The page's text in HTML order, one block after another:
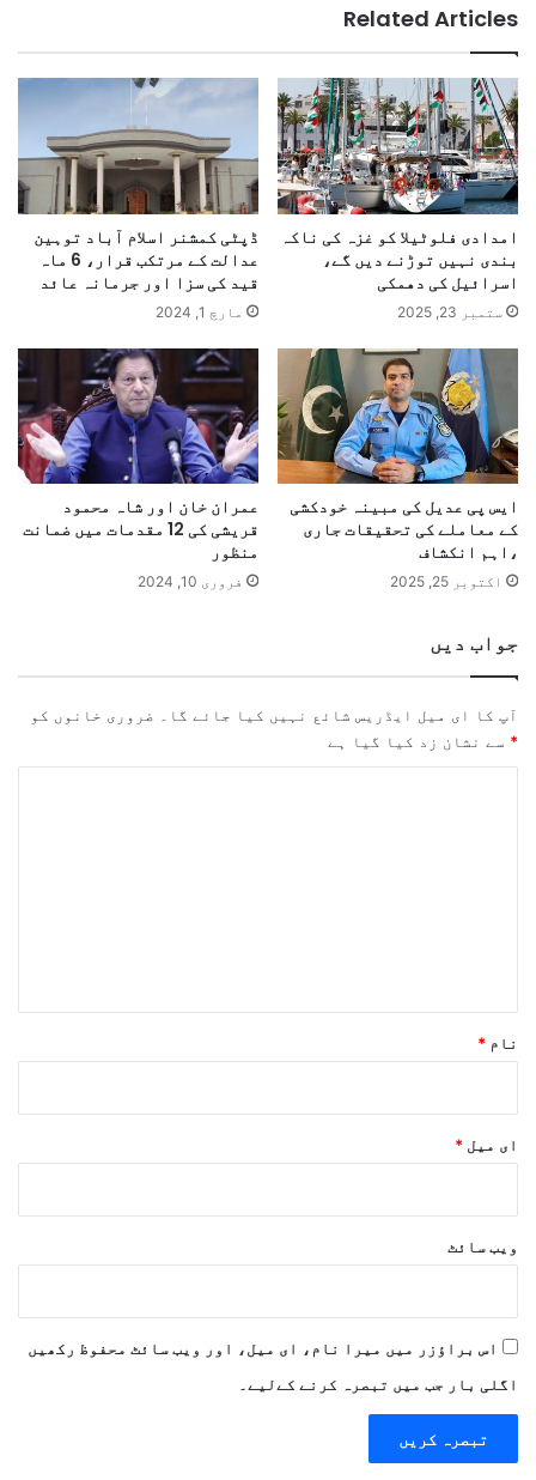
Related Articles
امدادی فلوٹیلا کو غزہ کی ناکہ
بندی نہیں توڑنے دیں گے،
اسرائیل کی دھمکی
ستمبر 23, 2025
ڈپٹی کمشنر اسلام آباد توہین
عدالت کے مرتکب قرار، 6 ماہ
قید کی سزا اور جرمانہ عائد
مارچ 1, 2024
ایس پی عدیل کی مبینہ خودکشی
کے معاملے کی تحقیقات جاری
،اہم انکشاف
اکتوبر 25, 2025
عمران خان اور شاہ محمود
قریشی کی 12 مقدمات میں ضمانت
منظور
فروری 10, 2024
جواب دیں
آپ کا ای میل ایڈریس شائع نہیں کیا جائے گا۔
ضروری خانوں کو
* سے نشان زد کیا گیا ہے
نام *
ای میل *
ویب‌ سائٹ
اس براؤزر میں میرا نام، ای میل، اور ویب سائٹ محفوظ رکھیں
اگلی بار جب میں تبصرہ کرنے کےلیے۔